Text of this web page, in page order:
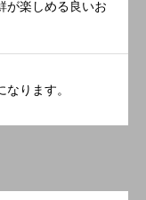
が楽しめる良いお
ります。